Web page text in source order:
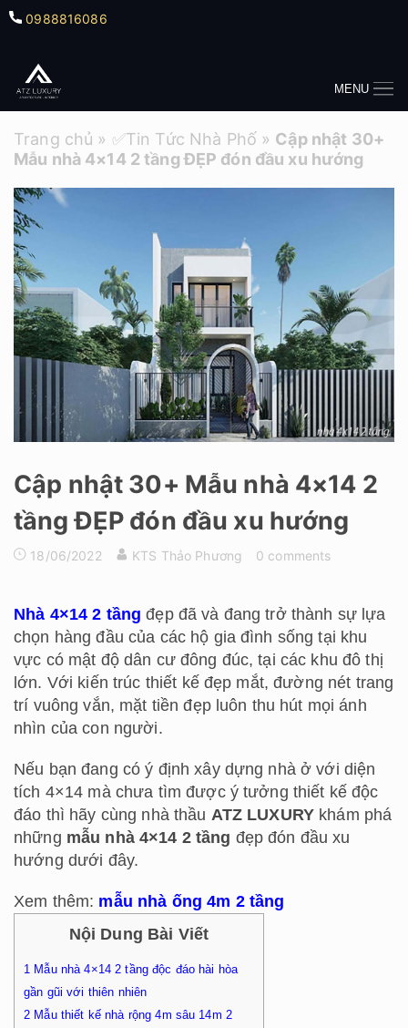
0988816086
MENU
Trang chủ » ✅Tin Tức Nhà Phố » Cập nhật 30+
Mẫu nhà 4×14 2 tầng ĐẸP đón đầu xu hướng
Cập nhật 30+ Mẫu nhà 4×14 2
tầng ĐẸP đón đầu xu hướng
18/06/2022 KTS Thảo Phương 0 comments
Nhà 4×14 2 tầng đẹp đã và đang trở thành sự lựa
chọn hàng đầu của các hộ gia đình sống tại khu
vực có mật độ dân cư đông đúc, tại các khu đô thị
lớn. Với kiến trúc thiết kế đẹp mắt, đường nét trang
trí vuông vắn, mặt tiền đẹp luôn thu hút mọi ánh
nhìn của con người.
Nếu bạn đang có ý định xây dựng nhà ở với diện
tích 4×14 mà chưa tìm được ý tưởng thiết kế độc
đáo thì hãy cùng nhà thầu ATZ LUXURY khám phá
những mẫu nhà 4×14 2 tầng đẹp đón đầu xu
hướng dưới đây.
Xem thêm: mẫu nhà ống 4m 2 tầng
Nội Dung Bài Viết
1 Mẫu nhà 4×14 2 tầng độc đáo hài hòa
gần gũi với thiên nhiên
2 Mẫu thiết kế nhà rộng 4m sâu 14m 2